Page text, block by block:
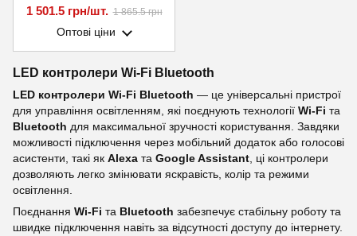
Fi+Bluetooth+RF2,4G Smart
1 501.5 грн/шт. 1 865.5 грн
Оптові ціни
LED контролери Wi-Fi Bluetooth
LED контролери Wi-Fi Bluetooth — це універсальні пристрої
для управління освітленням, які поєднують технології Wi-Fi та
Bluetooth для максимальної зручності користування. Завдяки
можливості підключення через мобільний додаток або голосові
асистенти, такі як Alexa та Google Assistant , ці контролери
дозволяють легко змінювати яскравість, колір та режими
освітлення.
Поєднання Wi-Fi та Bluetooth забезпечує стабільну роботу та
швидке підключення навіть за відсутності доступу до інтернету.